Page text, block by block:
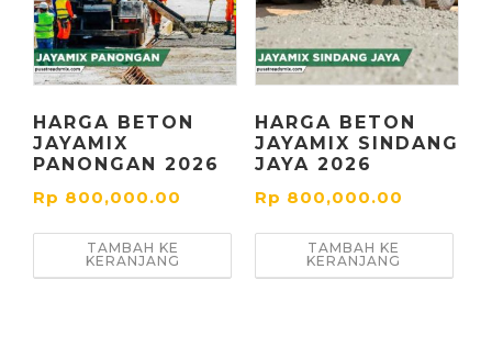
HARGA BETON
JAYAMIX
PANONGAN 2026
Rp 800,000.00
TAMBAH KE
KERANJANG
HARGA BETON
JAYAMIX SINDANG
JAYA 2026
Rp 800,000.00
TAMBAH KE
KERANJANG